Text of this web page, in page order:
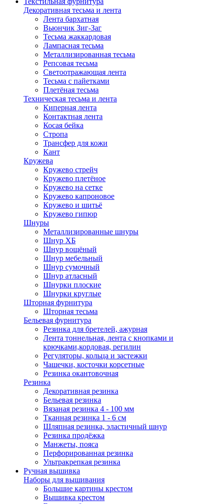
Декоративная тесьма и лента
Лента бархатная
Вьюнчик Зиг-Заг
Тесьма жаккардовая
Лампасная тесьма
Металлизированная тесьма
Репсовая тесьма
Светоотражающая лента
Тесьма с пайетками
Плетёная тесьма
Техническая тесьма и лента
Киперная лента
Контактная лента
Косая бейка
Стропа
Трансфер для кожи
Кант
Кружева
Кружево стрейч
Кружево плетёное
Кружево на сетке
Кружево капроновое
Кружево и шитьё
Кружево гипюр
Шнуры
Металлизированные шнуры
Шнур ХБ
Шнур вощёный
Шнур мебельный
Шнур сумочный
Шнур атласный
Шнурки плоские
Шнурки круглые
Шторная фурнитура
Шторная тесьма
Бельевая фурнитура
Резинка для бретелей, ажурная
Лента тоннельная, лента с кнопками и
крючками,кордовая, регилин
Регуляторы, кольца и застежки
Чашечки, косточки корсетные
Резинка окантовочная
Резинка
Декоративная резинка
Бельевая резинка
Вязаная резинка 4 - 100 мм
Тканная резинка 1 - 6 см
Шляпная резинка, эластичный шнур
Резинка продёжка
Манжеты, пояса
Перфорированная резинка
Ультракрепкая резинка
Ручная вышивка
Наборы для вышивания
Большие картины крестом
Вышивка крестом